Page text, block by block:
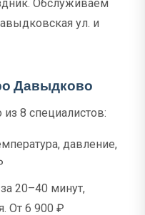
Обслуживаем
ул. и
Давыдково
8 специалистов:
давление,
20–40 минут,
От 6 900 ₽